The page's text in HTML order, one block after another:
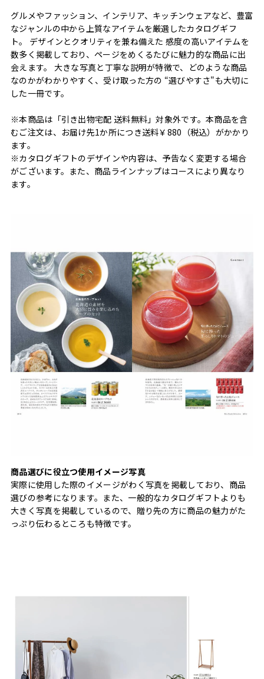
グルメやファッション、インテリア、キッチンウェアなど、豊富
なジャンルの中から上質なアイテムを厳選したカタログギフ
ト。 デザインとクオリティを兼ね備えた 感度の高いアイテムを
数多く掲載しており、ページをめくるたびに魅力的な商品に出
会えます。 大きな写真と丁寧な説明が特徴で、どのような商品
なのかがわかりやすく、受け取った方の “選びやすさ"も大切に
した一冊です。
※本商品は「引き出物宅配 送料無料」対象外です。本商品を含
むご注文は、お届け先1か所につき送料￥880（税込）がかかり
ます。
※カタログギフトのデザインや内容は、予告なく変更する場合
がございます。また、商品ラインナップはコースにより異なり
ます。
商品選びに役立つ使用イメージ写真
実際に使用した際のイメージがわく写真を掲載しており、商品
選びの参考になります。また、一般的なカタログギフトよりも
大きく写真を掲載しているので、贈り先の方に商品の魅力がた
っぷり伝わるところも特徴です。